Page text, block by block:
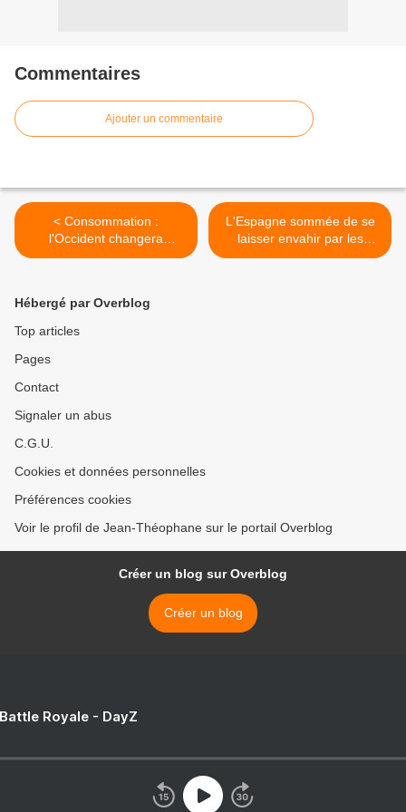
Commentaires
Ajouter un commentaire
< Consommation :
l'Occident changera
radicalement d'ici sept ans
L'Espagne sommée de se
laisser envahir par les
clandestins >
Hébergé par Overblog
Top articles
Pages
Contact
Signaler un abus
C.G.U.
Cookies et données personnelles
Préférences cookies
Voir le profil de Jean-Théophane sur le portail Overblog
Créer un blog sur Overblog
Créer un blog
Royale - DayZ